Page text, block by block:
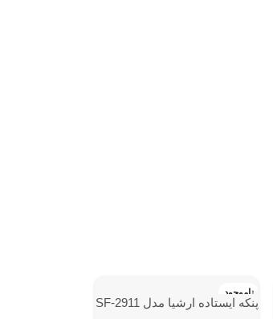
ناموجود
پنکه ایستاده ارشیا مدل SF-2911